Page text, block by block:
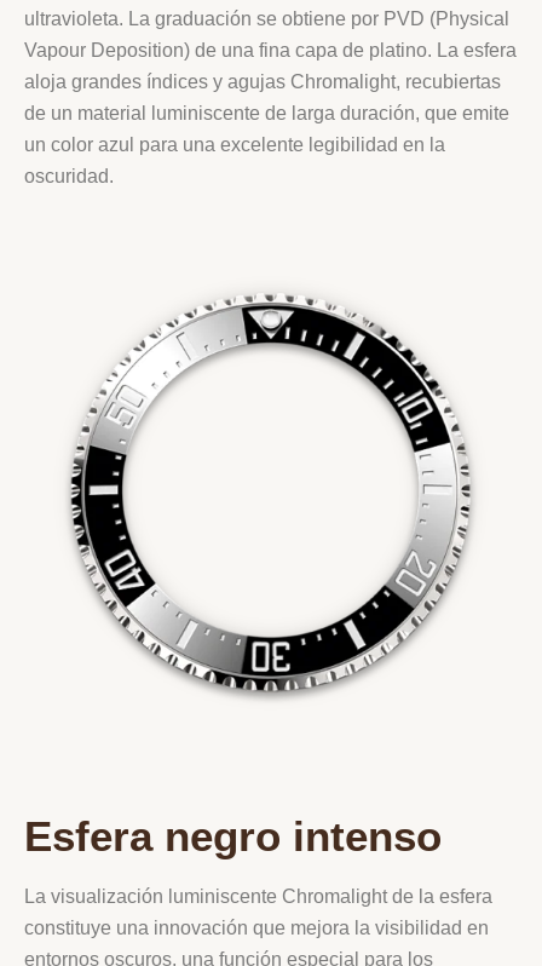
ultravioleta. La graduación se obtiene por PVD (Physical
Vapour Deposition) de una fina capa de platino. La esfera
aloja grandes índices y agujas Chromalight, recubiertas
de un material luminiscente de larga duración, que emite
un color azul para una excelente legibilidad en la
oscuridad.
Esfera negro intenso
La visualización luminiscente Chromalight de la esfera
constituye una innovación que mejora la visibilidad en
entornos oscuros, una función especial para los